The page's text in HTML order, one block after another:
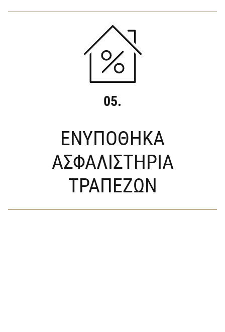
05.
ΕΝΥΠΟΘΗΚΑ
ΑΣΦΑΛΙΣΤΗΡΙΑ
ΤΡΑΠΕΖΩΝ